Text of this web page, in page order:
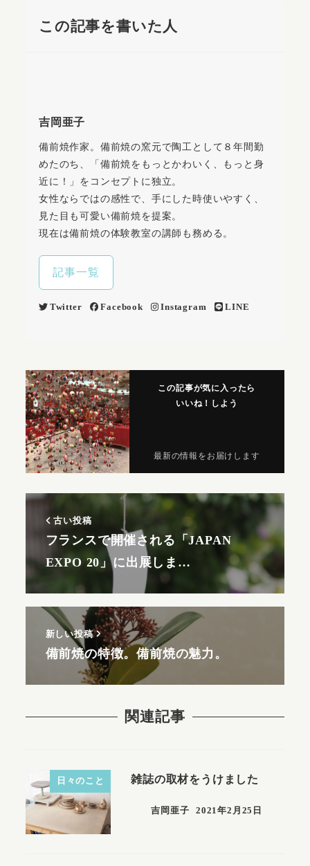
この記事を書いた人
吉岡亜子
備前焼作家。備前焼の窯元で陶工として８年間勤
めたのち、「備前焼をもっとかわいく、もっと身
近に！」をコンセプトに独立。
女性ならではの感性で、手にした時使いやすく、
見た目も可愛い備前焼を提案。
現在は備前焼の体験教室の講師も務める。
記事一覧
Twitter Facebook Instagram LINE
この記事が気に入ったら
いいね！しよう
最新の情報をお届けします
古い投稿
フランスで開催される「JAPAN
EXPO 20」に出展しま…
新しい投稿
備前焼の特徴。備前焼の魅力。
関連記事
日々のこと 雑誌の取材をうけました
吉岡亜子 2021年2月25日